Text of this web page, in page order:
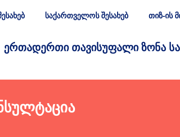
საქართველოს შესახებ თიზ-ის
ᲔᲠᲗᲐᲓᲔᲠᲗᲘ ᲗᲐᲕᲘᲡᲣᲤᲐᲚᲘ ᲖᲝᲜᲐ